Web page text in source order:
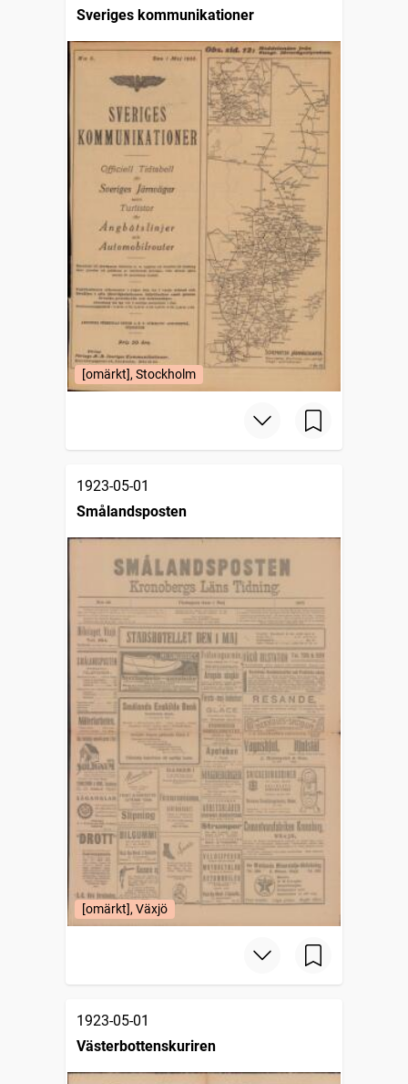
Sveriges kommunikationer
[omärkt], Stockholm
1923-05-01
Smålandsposten
[omärkt], Växjö
1923-05-01
Västerbottenskuriren